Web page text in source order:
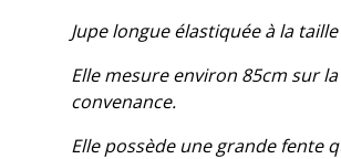
Jupe longue élastiquée à la
Elle mesure environ 85cm sur
convenance.
Elle possède une grande fente